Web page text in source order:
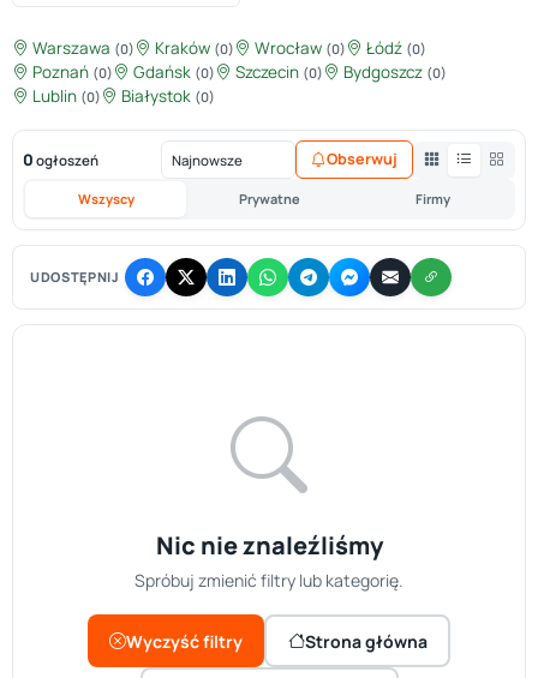
Warszawa (0) Kraków (0) Wrocław (0) Łódź (0)
Poznań (0) Gdańsk (0) Szczecin (0) Bydgoszcz (0)
Lublin (0) Białystok (0)
0 ogłoszeń
Wszyscy Prywatne Firmy
Obserwuj
UDOSTĘPNIJ
Nic nie znaleźliśmy
Spróbuj zmienić filtry lub kategorię.
Wyczyść filtry Strona główna